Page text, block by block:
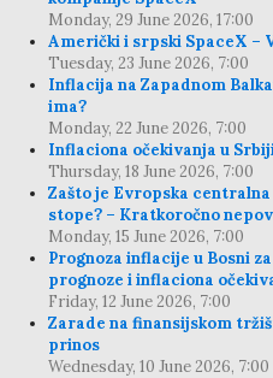
Monday, 29 June 2026, 17:00
Američki i srpski SpaceX –
Tuesday, 23 June 2026, 7:00
Inflacija na Zapadnom
ima?
Monday, 22 June 2026, 7:00
Inflaciona očekivanja u
Thursday, 18 June 2026, 7:00
Zašto je Evropska
stope? – Kratkoročno
Monday, 15 June 2026, 7:00
Prognoza inflacije u Bosni
prognoze i inflaciona
Friday, 12 June 2026, 7:00
Zarade na finansijskom
prinos
Wednesday, 10 June 2026, 7:00